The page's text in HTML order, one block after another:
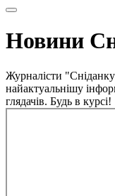
Новини
Журналісти
найактуальнішу
глядачів. Будь в курсі!